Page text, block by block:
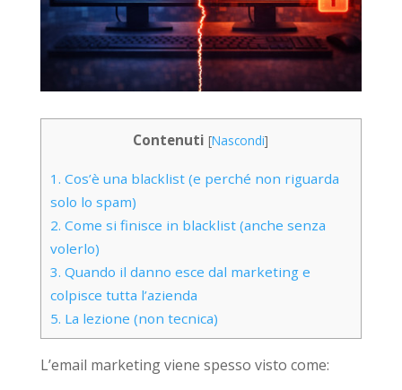
Contenuti [Nascondi]
1. Cos’è una blacklist (e perché non riguarda
solo lo spam)
2. Come si finisce in blacklist (anche senza
volerlo)
3. Quando il danno esce dal marketing e
colpisce tutta l’azienda
5. La lezione (non tecnica)
L’email marketing viene spesso visto come: